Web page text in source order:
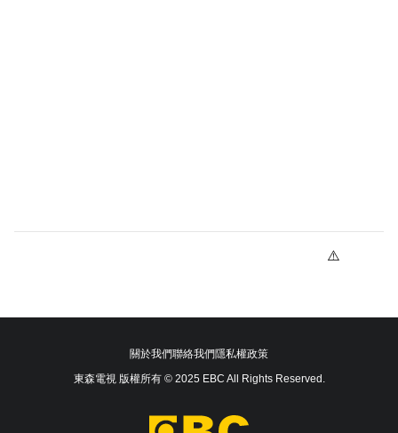
關於我們聯絡我們隱私權政策
東森電視 版權所有 © 2025 EBC All Rights Reserved.